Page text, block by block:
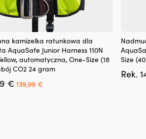
kamizelka ratunkowa dla
AquaSafe Junior Harness 110N
automatyczna, One-Size (18
CO2 24 gram
€ Pierwotna
cena
139,99 €Aktualna
Ten
ma
wiele
Size
Rek.